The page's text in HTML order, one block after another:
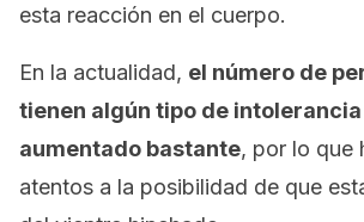
esta reacción en el cuerpo.
En la actualidad, el número de
tienen algún tipo de intolerancia
aumentado bastante, por lo que
atentos a la posibilidad de que